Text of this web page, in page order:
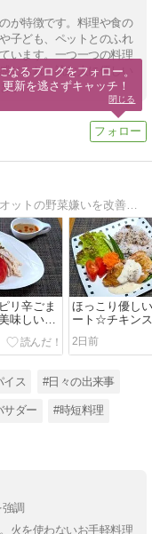
が特徴です。料理や食の
子ども、ペットとのふれ
います。一つ一つの料理
じられ、読む人に優しい
す。
日々のごはんを綴っています。大病したオットの野菜嫌いを改善できれば…と奮闘中（笑）
リ辛ごま
味しい☆
和え麺
ほっこり優し
ート☆チキン
ームソース
2日前
イス #日々の出来事
サダー #時短料理
調
火を使わないお手軽料理
なるブログをフォロー。
新を逃さずキャッチ！
閉じる